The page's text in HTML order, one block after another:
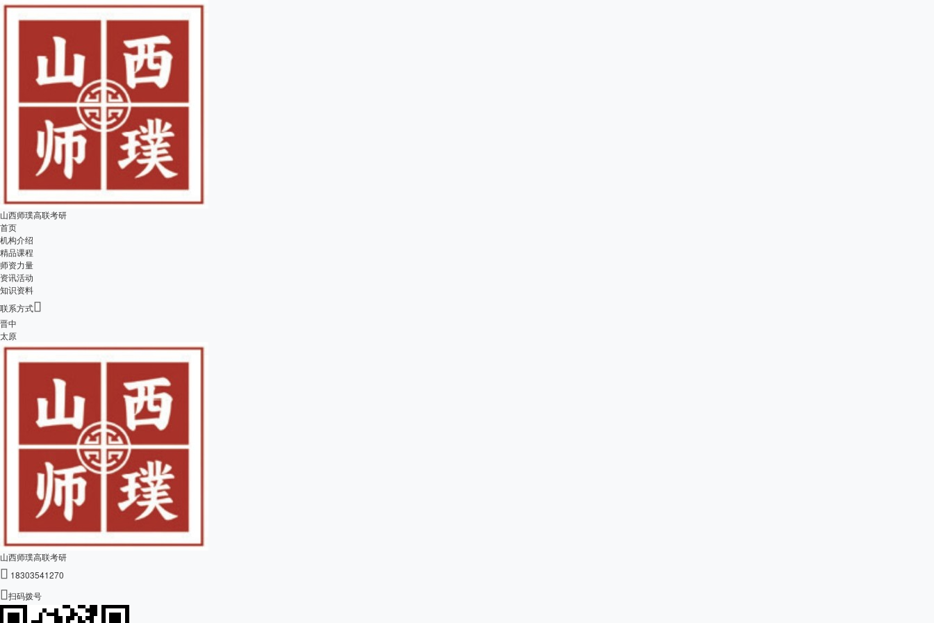
山西师璞高联考研
首页
机构介绍
精品课程
师资力量
资讯活动
知识资料
联系方式
晋中
太原
山西师璞高联考研
 18303541270
扫码拨号